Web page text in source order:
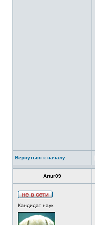
Вернуться к началу
Artur09
Кандидат наук